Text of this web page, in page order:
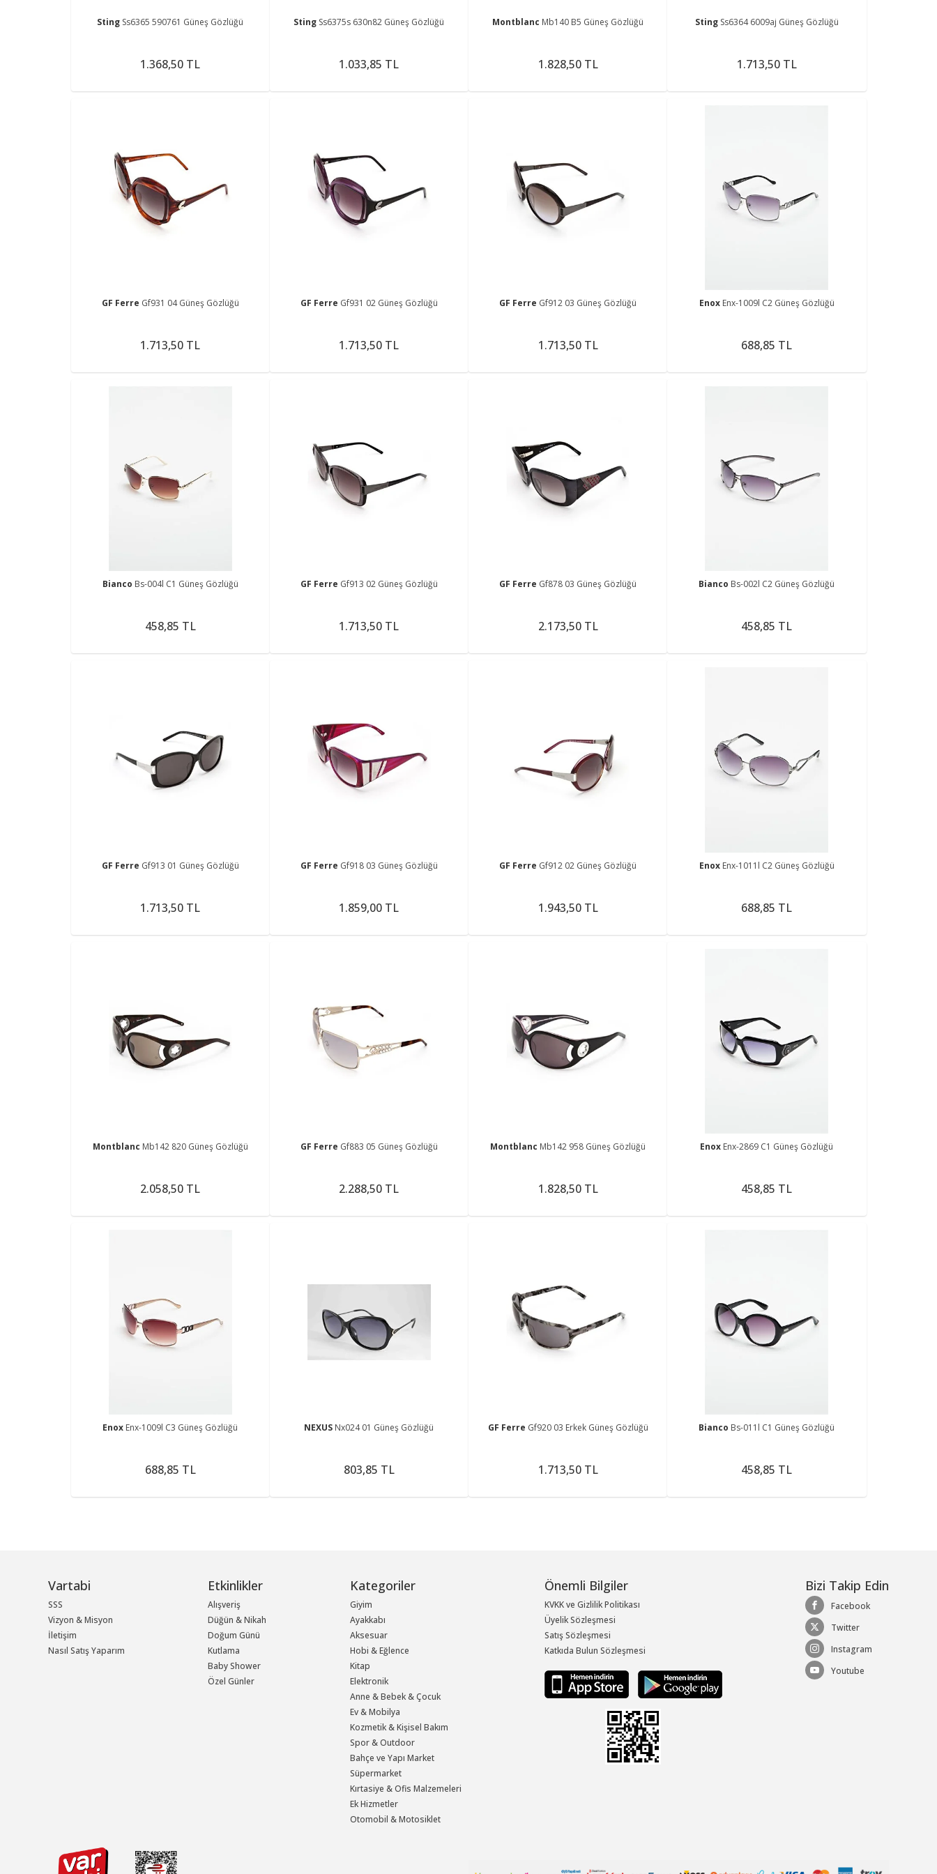
Sting Ss6365 590761 Güneş Gözlüğü
1.368,50 TL
Sting Ss6375s 630n82 Güneş Gözlüğü
1.033,85 TL
Montblanc Mb140 B5 Güneş Gözlüğü
1.828,50 TL
Sting Ss6364 6009aj Güneş Gözlüğü
1.713,50 TL
GF Ferre Gf931 04 Güneş Gözlüğü
1.713,50 TL
GF Ferre Gf931 02 Güneş Gözlüğü
1.713,50 TL
GF Ferre Gf912 03 Güneş Gözlüğü
1.713,50 TL
Enox Enx-1009l C2 Güneş Gözlüğü
688,85 TL
Bianco Bs-004l C1 Güneş Gözlüğü
458,85 TL
GF Ferre Gf913 02 Güneş Gözlüğü
1.713,50 TL
GF Ferre Gf878 03 Güneş Gözlüğü
2.173,50 TL
Bianco Bs-002l C2 Güneş Gözlüğü
458,85 TL
GF Ferre Gf913 01 Güneş Gözlüğü
1.713,50 TL
GF Ferre Gf918 03 Güneş Gözlüğü
1.859,00 TL
GF Ferre Gf912 02 Güneş Gözlüğü
1.943,50 TL
Enox Enx-1011l C2 Güneş Gözlüğü
688,85 TL
Montblanc Mb142 820 Güneş Gözlüğü
2.058,50 TL
GF Ferre Gf883 05 Güneş Gözlüğü
2.288,50 TL
Montblanc Mb142 958 Güneş Gözlüğü
1.828,50 TL
Enox Enx-2869 C1 Güneş Gözlüğü
458,85 TL
Enox Enx-1009l C3 Güneş Gözlüğü
688,85 TL
NEXUS Nx024 01 Güneş Gözlüğü
803,85 TL
GF Ferre Gf920 03 Erkek Güneş Gözlüğü
1.713,50 TL
Bianco Bs-011l C1 Güneş Gözlüğü
458,85 TL
Vartabi
SSS
Vizyon & Misyon
İletişim
Nasıl Satış Yaparım
Etkinlikler
Alışveriş
Düğün & Nikah
Doğum Günü
Kutlama
Baby Shower
Özel Günler
Kategoriler
Giyim
Ayakkabı
Aksesuar
Hobi & Eğlence
Kitap
Elektronik
Anne & Bebek & Çocuk
Ev & Mobilya
Kozmetik & Kişisel Bakım
Spor & Outdoor
Bahçe ve Yapı Market
Süpermarket
Kırtasiye & Ofis Malzemeleri
Ek Hizmetler
Otomobil & Motosiklet
Önemli Bilgiler
KVKK ve Gizlilik Politikası
Üyelik Sözleşmesi
Satış Sözleşmesi
Katkıda Bulun Sözleşmesi
Bizi Takip Edin
Facebook
Twitter
Instagram
Youtube